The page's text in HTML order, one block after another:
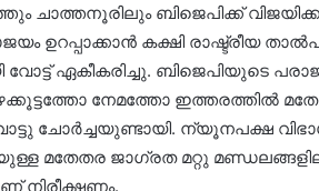
ചാത്തനൂരിലും ബിജെപിക്ക്
ഉറപ്പാക്കാന്‍ കക്ഷി രാഷ്ട്രീയ
വോട്ട്‌ ഏകീകരിച്ചു. ബിജെപിയുടെ
നേമത്തോ ഇത്തരത്തില്‍
ചോർച്ചയുണ്ടായി. ന്യൂനപക്ഷ
മതേതര ജാഗ്രത മറ്റു
നിരീക്ഷണം.